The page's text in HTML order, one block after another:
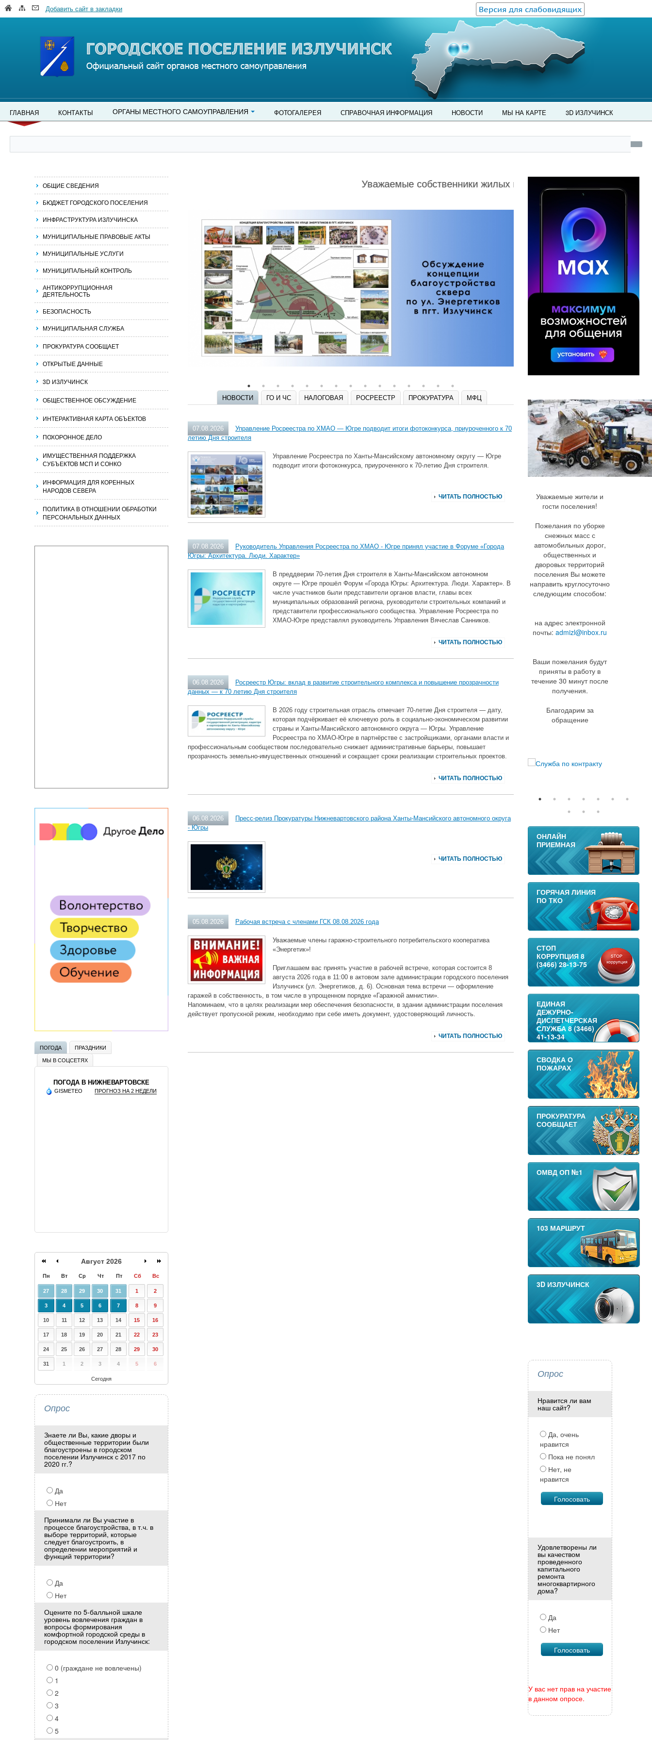
Версия для слабовидящих
Добавить сайт в закладки
ГЛАВНАЯ КОНТАКТЫ ОРГАНЫ МЕСТНОГО САМОУПРАВЛЕНИЯ ФОТОГАЛЕРЕЯ СПРАВОЧНАЯ ИНФОРМАЦИЯ НОВОСТИ МЫ НА КАРТЕ 3D ИЗЛУЧИНСК
Уважаемые собственники жилых помещений многоквартирных
Проблемы с
госуслугами,
медленный интернет
или плохая связь?
Напишите об этом —
Минцифры поможет с
решением
Сообщить о проблеме
НОВОСТИ ГО И ЧС НАЛОГОВАЯ РОСРЕЕСТР ПРОКУРАТУРА МФЦ
07.08.2026
Управление Росреестра по ХМАО — Югре подводит итоги фотоконкурса, приуроченного к 70
летию Дня строителя
Управление Росреестра по Ханты‑Мансийскому автономному округу — Югре
подводит итоги фотоконкурса, приуроченного к 70‑летию Дня строителя.
ЧИТАТЬ ПОЛНОСТЬЮ
07.08.2026
Руководитель Управления Росреестра по ХМАО - Югре принял участие в Форуме «Города
Югры: Архитектура. Люди. Характер»
В преддверии 70‑летия Дня строителя в Ханты‑Мансийском автономном
округе — Югре прошёл Форум «Города Югры: Архитектура. Люди. Характер». В
числе участников были представители органов власти, главы всех
муниципальных образований региона, руководители строительных компаний и
представители профессионального сообщества. Управление Росреестра по
ХМАО‑Югре представлял руководитель Управления Вячеслав Санников.
ЧИТАТЬ ПОЛНОСТЬЮ
06.08.2026
Росреестр Югры: вклад в развитие строительного комплекса и повышение прозрачности
данных — к 70 летию Дня строителя
В 2026 году строительная отрасль отмечает 70‑летие Дня строителя — дату,
которая подчёркивает её ключевую роль в социально‑экономическом развитии
страны и Ханты‑Мансийского автономного округа — Югры. Управление
Росреестра по ХМАО‑Югре в партнёрстве с застройщиками, органами власти и
профессиональным сообществом последовательно снижает административные барьеры, повышает
прозрачность земельно‑имущественных отношений и сокращает сроки реализации строительных проектов.
ЧИТАТЬ ПОЛНОСТЬЮ
06.08.2026
Пресс-релиз Прокуратуры Нижневартовского района Ханты-Мансийского автономного округа
- Югры
ЧИТАТЬ ПОЛНОСТЬЮ
05.08.2026 Рабочая встреча с членами ГСК 08.08.2026 года
Уважаемые члены гаражно-строительного потребительского кооператива
«Энергетик»!
Приглашаем вас принять участие в рабочей встрече, которая состоится 8
августа 2026 года в 11:00 в актовом зале администрации городского поселения
Излучинск (ул. Энергетиков, д. 6). Основная тема встречи — оформление
гаражей в собственность, в том числе в упрощенном порядке «Гаражной амнистии».
Напоминаем, что в целях реализации мер обеспечения безопасности, в здании администрации поселения
действует пропускной режим, необходимо при себе иметь документ, удостоверяющий личность.
ЧИТАТЬ ПОЛНОСТЬЮ
ОБЩИЕ СВЕДЕНИЯ
БЮДЖЕТ ГОРОДСКОГО ПОСЕЛЕНИЯ
ИНФРАСТРУКТУРА ИЗЛУЧИНСКА
МУНИЦИПАЛЬНЫЕ ПРАВОВЫЕ АКТЫ
МУНИЦИПАЛЬНЫЕ УСЛУГИ
МУНИЦИПАЛЬНЫЙ КОНТРОЛЬ
АНТИКОРРУПЦИОННАЯ
ДЕЯТЕЛЬНОСТЬ
БЕЗОПАСНОСТЬ
МУНИЦИПАЛЬНАЯ СЛУЖБА
ПРОКУРАТУРА СООБЩАЕТ
ОТКРЫТЫЕ ДАННЫЕ
3D ИЗЛУЧИНСК
ОБЩЕСТВЕННОЕ ОБСУЖДЕНИЕ
ИНТЕРАКТИВНАЯ КАРТА ОБЪЕКТОВ
ПОХОРОННОЕ ДЕЛО
ИМУЩЕСТВЕННАЯ ПОДДЕРЖКА
СУБЪЕКТОВ МСП И СОНКО
ИНФОРМАЦИЯ ДЛЯ КОРЕННЫХ
НАРОДОВ СЕВЕРА
ПОЛИТИКА В ОТНОШЕНИИ ОБРАБОТКИ
ПЕРСОНАЛЬНЫХ ДАННЫХ
ПОГОДА
ПРАЗДНИКИ
МЫ В СОЦСЕТЯХ
ПОГОДА В НИЖНЕВАРТОВСКЕ
GISMETEO ПРОГНОЗ НА 2 НЕДЕЛИ
Август 2026
Пн Вт Ср Чт Пт Сб Вс
27 28 29 30 31 1 2
3 4 5 6 7 8 9
10 11 12 13 14 15 16
17 18 19 20 21 22 23
24 25 26 27 28 29 30
31 1 2 3 4 5 6
Сегодня
Опрос
Знаете ли Вы, какие дворы и
общественные территории были
благоустроены в городском
поселении Излучинск с 2017 по
2020 гг.?
Да
Нет
Принимали ли Вы участие в
процессе благоустройства, в т.ч. в
выборе территорий, которые
следует благоустроить, в
определении мероприятий и
функций территории?
Да
Нет
Оцените по 5-балльной шкале
уровень вовлечения граждан в
вопросы формирования
комфортной городской среды в
городском поселении Излучинск:
0 (граждане не вовлечены)
1
2
3
4
5
Уважаемые жители и
гости поселения!
Пожелания по уборке
снежных масс с
автомобильных дорог,
общественных и
дворовых территорий
поселения Вы можете
направить круглосуточно
следующим способом:
на адрес электронной
почты:admizl@inbox.ru
Ваши пожелания будут
приняты в работу в
течение 30 минут после
получения.
Благодарим за
обращение
11
ОНЛАЙН
ПРИЕМНАЯ
ГОРЯЧАЯ ЛИНИЯ
ПО ТКО
СТОП
КОРРУПЦИЯ 8
(3466) 28-13-75
ЕДИНАЯ
ДЕЖУРНО-
ДИСПЕТЧЕРСКАЯ
СЛУЖБА 8 (3466)
41-13-34
СВОДКА О
ПОЖАРАХ
ПРОКУРАТУРА
СООБЩАЕТ
ОМВД ОП №1
103 МАРШРУТ
3D ИЗЛУЧИНСК
Опрос
Нравится ли вам
наш сайт?
Да, очень
нравится
Пока не понял
Нет, не
нравится
Удовлетворены ли
вы качеством
проведенного
капитального
ремонта
многоквартирного
дома?
Да
Нет
У вас нет прав на участие
в данном опросе.